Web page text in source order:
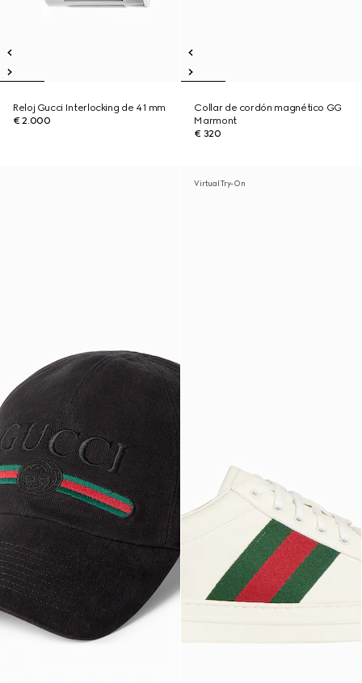
Reloj Gucci Interlocking de 41 mm
€ 2.000
Collar de cordón magnético GG
Marmont
€ 320
Virtual Try-On